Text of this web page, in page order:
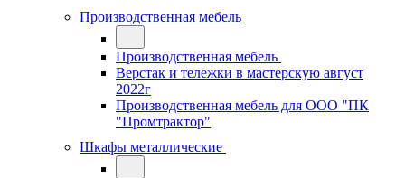
Производственная мебель
Производственная мебель
Верстак и тележки в мастерскую август
2022г
Производственная мебель для ООО "ПК
"Промтрактор"
Шкафы металлические